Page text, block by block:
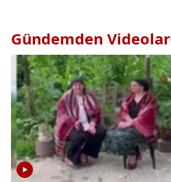
Gündemden Videolar